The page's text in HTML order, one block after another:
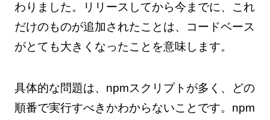
わりました。リリースしてから今までに、これ
だけのものが追加されたことは、コードベース
がとても大きくなったことを意味します。
具体的な問題は、npmスクリプトが多く、どの
順番で実行すべきかわからないことです。npm